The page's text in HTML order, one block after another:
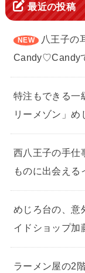
最近の投稿
八王子の
Candy♡Candy
特注もできる一
リーメゾン」め
西八王子の手仕
ものに出会える
めじろ台の、意
イドショップ加
ラーメン屋の2